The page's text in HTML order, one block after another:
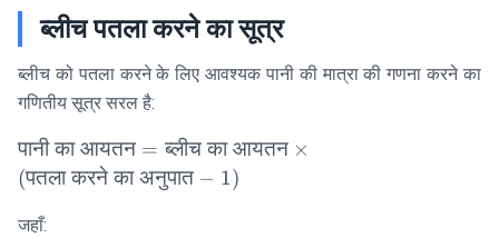
ब्लीच पतला करने का सूत्र
ब्लीच को पतला करने के लिए आवश्यक पानी की मात्रा की गणना करने का
गणितीय सूत्र सरल है:
\text{पानी
का आयतन}
\text{ब्लीच
पानी का आयतन = ब्लीच का आयतन ×
(पतला करने का अनुपात − 1)
जहाँ: